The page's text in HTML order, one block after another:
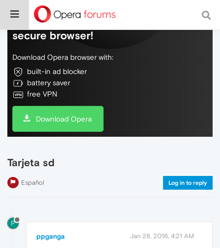
Do more on the web, with a fast and
secure browser!
Download Opera browser with:
built-in ad blocker
battery saver
free VPN
Download Opera
Tarjeta sd
Español Log in to reply
P
ppganga Jan 28, 2016, 4:21 AM